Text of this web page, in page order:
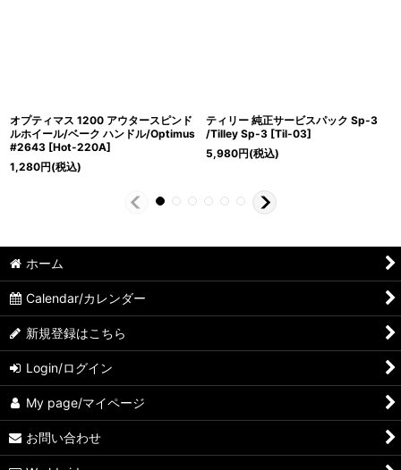
オプティマス 1200 アウタースピンド
ルホイール/ベーク ハンドル/Optimus
#2643 [Hot-220A]
1,280円(税込)
ティリー 純正サービスパック Sp-3
/Tilley Sp-3 [Til-03]
5,980円(税込)
ホーム
Calendar/カレンダー
新規登録はこちら
Login/ログイン
My page/マイページ
お問い合わせ